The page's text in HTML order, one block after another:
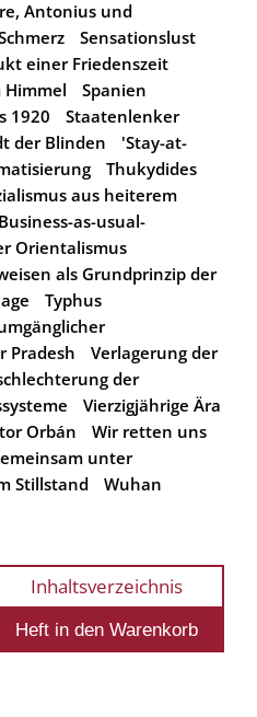
Antonius und
Sensationslust
einer Friedenszeit
Himmel
Spanien
1920
Staatenlenker
der Blinden
'Stay-at-
Thukydides
aus heiterem
as-usual-
Orientalismus
als Grundprinzip der
Typhus
Pradesh
Verlagerung der
der
Vierzigjährige Ära
Orbán
Wir retten uns
unter
Stillstand
Wuhan
Inhaltsverzeichnis